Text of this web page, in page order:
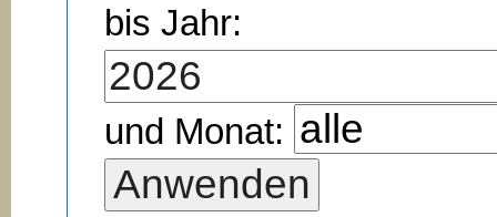
bis Jahr:
und Monat: